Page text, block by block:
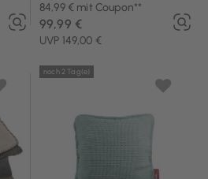
84,99 € mit Coupon**
UVP 149,00 €
99,99 €
noch 2 Tag(e)